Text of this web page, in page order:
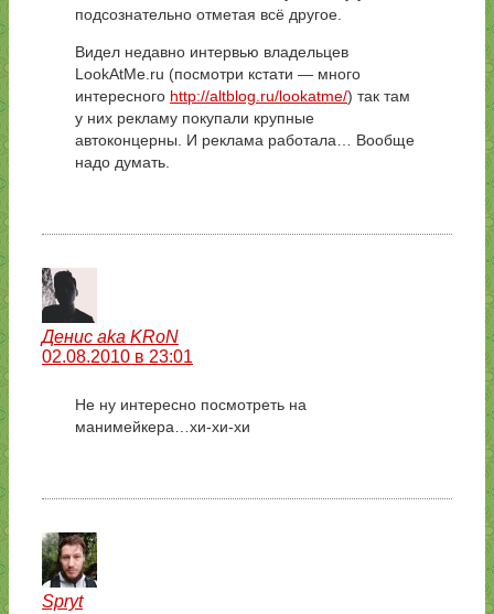
подсознательно отметая всё другое.
Видел недавно интервью владельцев
LookAtMe.ru (посмотри кстати — много
интересного http://altblog.ru/lookatme/) так там
у них рекламу покупали крупные
автоконцерны. И реклама работала… Вообще
надо думать.
Денис aka KRoN
02.08.2010 в 23:01
Не ну интересно посмотреть на
манимейкера…хи-хи-хи
Spryt